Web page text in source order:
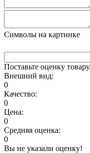
Символы на картинке
Поставьте оценку
Внешний вид:
0
Качество:
0
Цена:
0
Средняя оценка:
0
Вы не указали оценку!